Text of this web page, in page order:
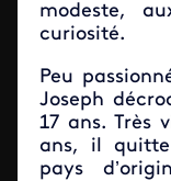
modeste,
curiosité.
Peu
Joseph
17 ans. Très
ans, il
pays